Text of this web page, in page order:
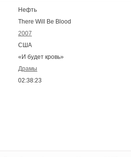
Нефть
There Will Be Blood
2007
США
«И будет кровь»
Драмы
02:38:23